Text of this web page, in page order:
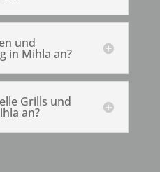
und
in Mihla an?
Grills und
an?